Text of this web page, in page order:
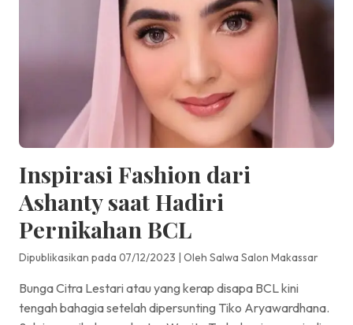
Inspirasi Fashion dari
Ashanty saat Hadiri
Pernikahan BCL
Dipublikasikan pada 07/12/2023 | Oleh Salwa Salon Makassar
Bunga Citra Lestari atau yang kerap disapa BCL kini
tengah bahagia setelah dipersunting Tiko Aryawardhana.